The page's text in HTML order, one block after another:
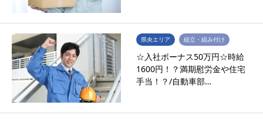
県央エリア 組立・組み付け
☆入社ボーナス50万円☆時給
1600円！？満期慰労金や住宅
手当！？/自動車部…